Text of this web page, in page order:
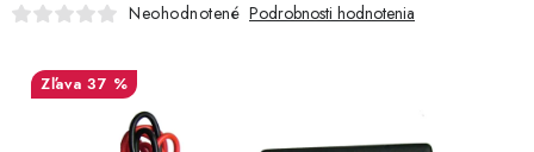
AUTOMOBIL
DOMÁCNOSŤ
ELEKTROINŠTALAČNÝ MATERIÁL
Neohodnotené Podrobnosti hodnotenia
37 %